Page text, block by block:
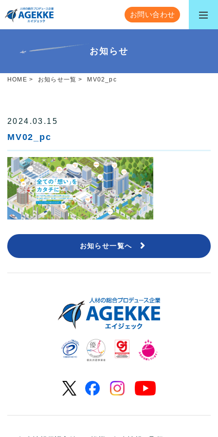
お問い合わせ
お知らせ
HOME > お知らせ一覧 > MV02_pc
2024.03.15
MV02_pc
お知らせ一覧へ